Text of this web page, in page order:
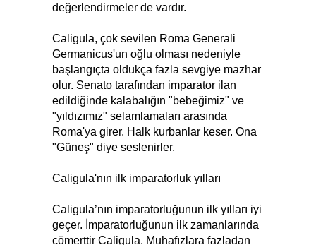
değerlendirmeler de vardır.
Caligula, çok sevilen Roma Generali
Germanicus'un oğlu olması nedeniyle
başlangıçta oldukça fazla sevgiye mazhar
olur. Senato tarafından imparator ilan
edildiğinde kalabalığın "bebeğimiz" ve
"yıldızımız" selamlamaları arasında
Roma'ya girer. Halk kurbanlar keser. Ona
"Güneş" diye seslenirler.
Caligula'nın ilk imparatorluk yılları
Caligula’nın imparatorluğunun ilk yılları iyi
geçer. İmparatorluğunun ilk zamanlarında
cömerttir Caligula. Muhafızlara fazladan